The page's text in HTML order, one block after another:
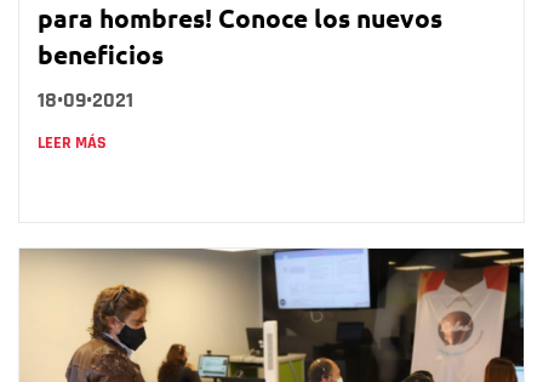
para hombres! Conoce los nuevos
beneficios
18•09•2021
LEER MÁS